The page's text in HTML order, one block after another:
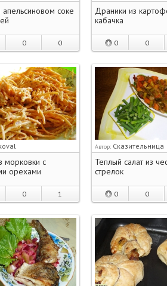
соке
0 0
Драники из
кабачка
0 0
морковки с
орехами
0 1
Автор: Сказительница
Теплый салат из
стрелок
0 0